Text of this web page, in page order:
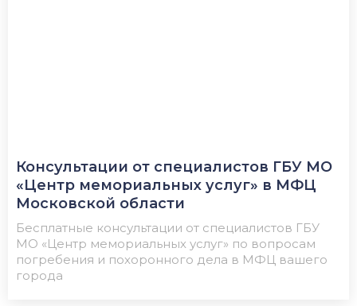
Консультации от специалистов ГБУ МО
«Центр мемориальных услуг» в МФЦ
Московской области
Бесплатные консультации от специалистов ГБУ
МО «Центр мемориальных услуг» по вопросам
погребения и похоронного дела в МФЦ вашего
города